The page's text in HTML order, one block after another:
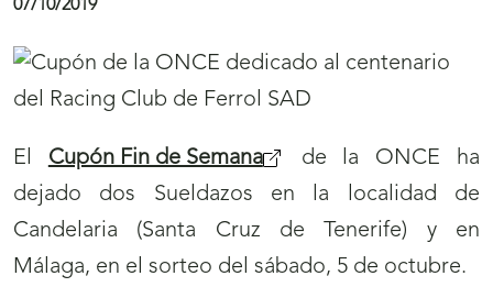
sorteo del 8 de octubre.
Juego ONCE
El Centenario del Metro de
de la ONCE
09/10/2019